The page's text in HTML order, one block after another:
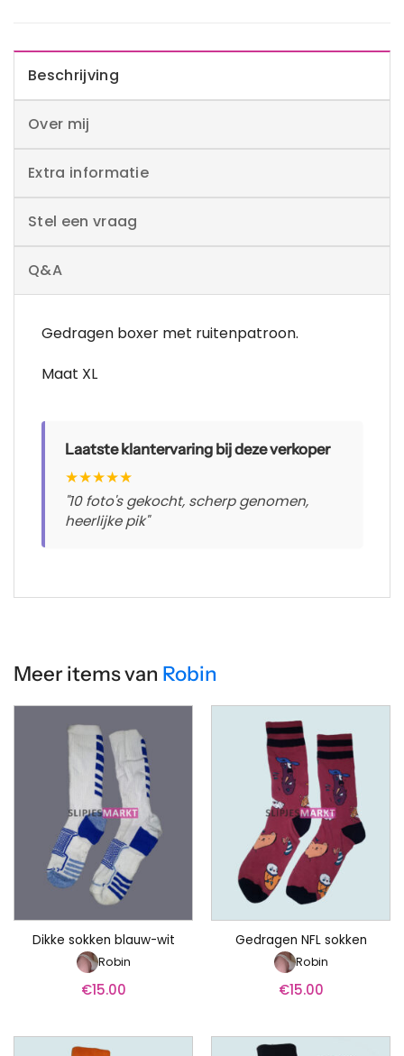
Beschrijving
Over mij
Extra informatie
Stel een vraag
Q&A
Gedragen boxer met ruitenpatroon.
Maat XL
Laatste klantervaring bij deze verkoper
★★★★★
"10 foto's gekocht, scherp genomen,
heerlijke pik"
Meer items van Robin
Dikke sokken blauw-wit
Robin
€15.00
Gedragen NFL sokken
Robin
€15.00